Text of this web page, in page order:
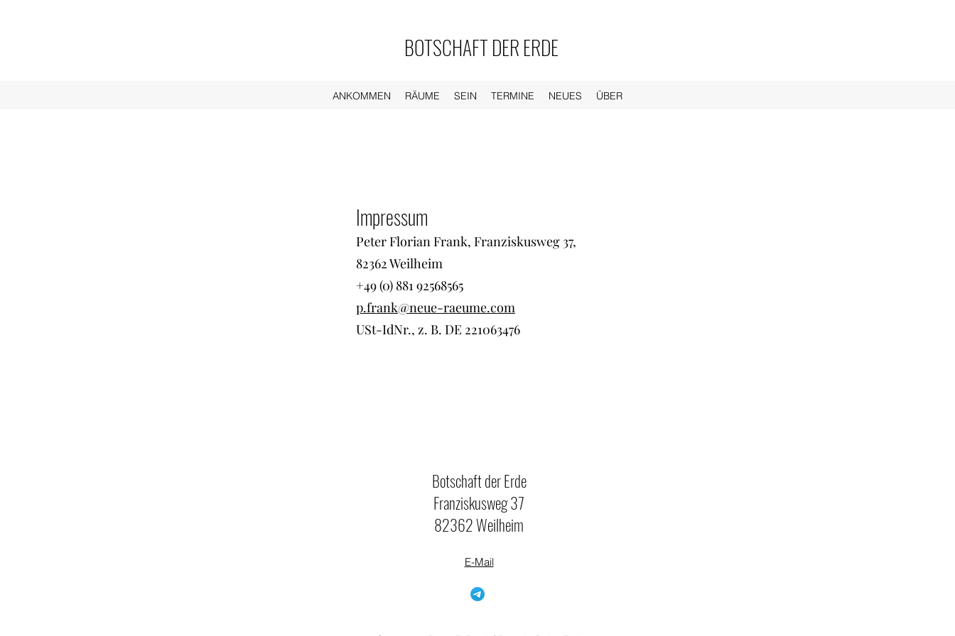
BOTSCHAFT DER ERDE
ANKOMMEN RÄUME SEIN TERMINE NEUES ÜBER
Impressum
Peter Florian Frank, Franziskusweg 37,
82362 Weilheim
+49 (0) ‭881 92568565‬
p.frank@neue-raeume.com
USt-IdNr., z. B. DE 221063476
Botschaft der Erde
Franziskusweg 37
82362 Weilheim
E-Mail